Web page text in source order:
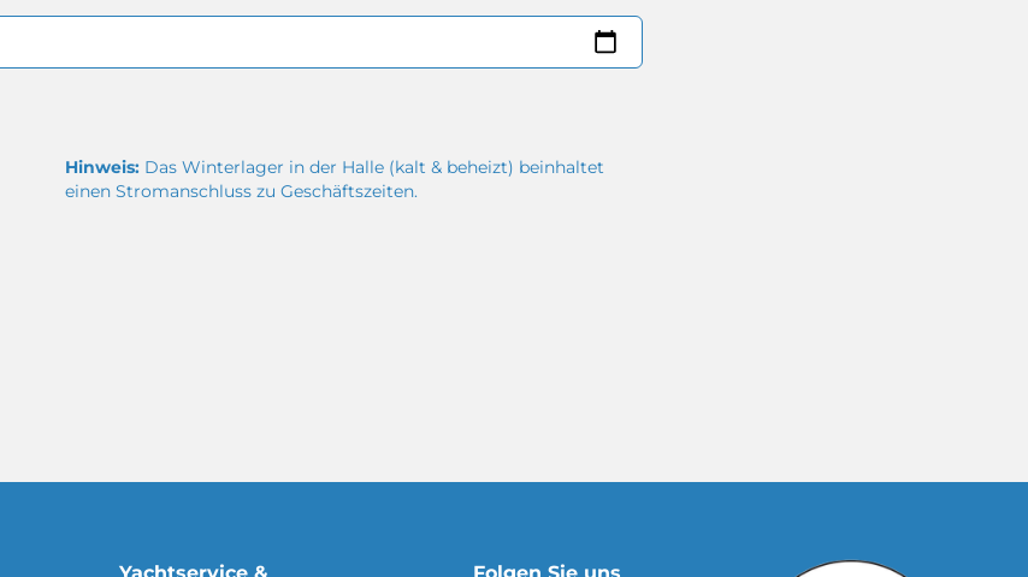
Hinweis:Das Winterlager in der Halle (kalt & beheizt) beinhaltet
einen Stromanschluss zu Geschäftszeiten.
Yachtservice & Folgen Sie uns